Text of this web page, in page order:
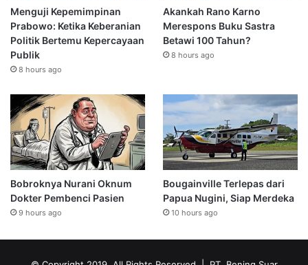
Menguji Kepemimpinan
Prabowo: Ketika Keberanian
Politik Bertemu Kepercayaan
Publik
8 hours ago
Akankah Rano Karno
Merespons Buku Sastra
Betawi 100 Tahun?
8 hours ago
Bobroknya Nurani Oknum
Dokter Pembenci Pasien
9 hours ago
Bougainville Terlepas dari
Papua Nugini, Siap Merdeka
10 hours ago